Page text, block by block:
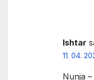
Ishtar
11. 04.
Nunja